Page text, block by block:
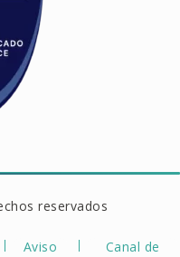
reservados
Aviso
Canal de